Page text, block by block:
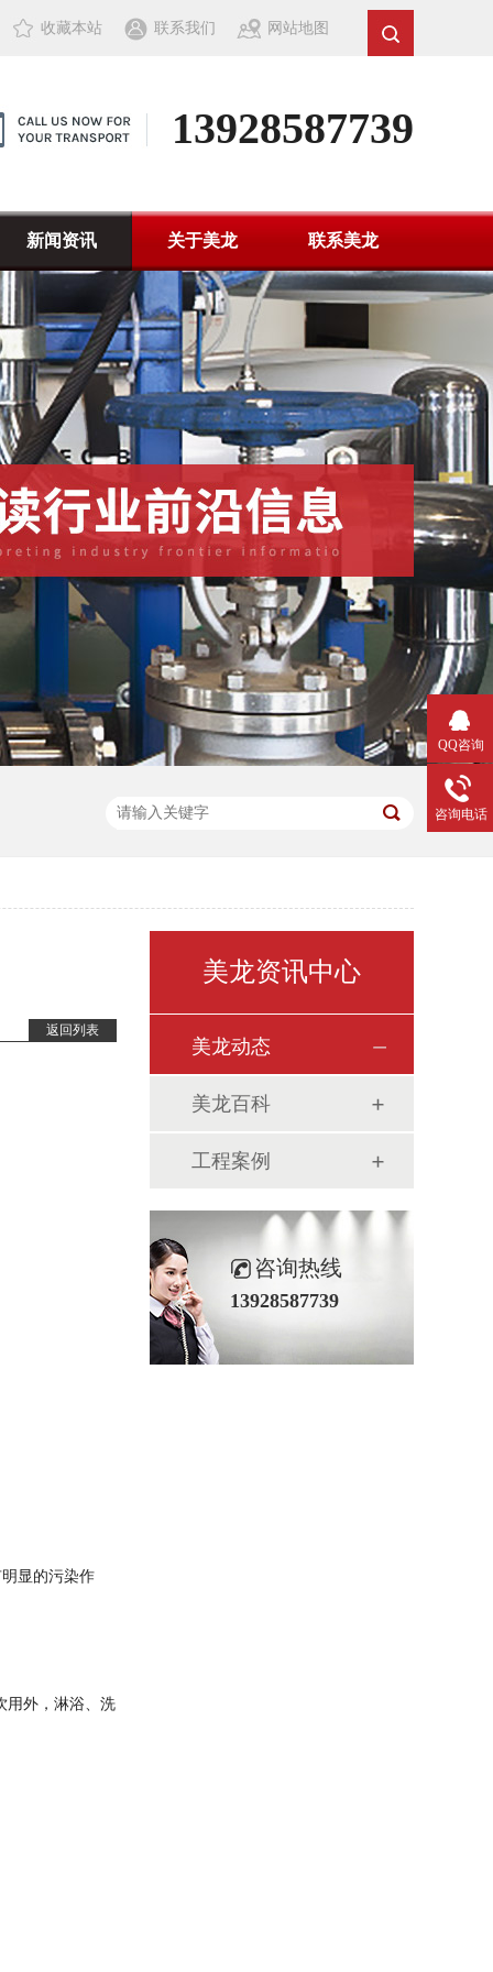
收藏本站 联系我们 网站地图
13928587739
新闻资讯 关于美龙 联系美龙
返回列表
显的污染作
用外，淋浴、洗
美龙资讯中心
美龙动态
美龙百科
工程案例
咨询热线
13928587739
QQ咨询
咨询电话